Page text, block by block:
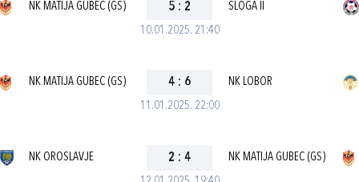
10.01.2025. 21:40
NK MATIJA GUBEC (GS) 5 : 2 SLOGA II
11.01.2025. 22:00
NK MATIJA GUBEC (GS) 4 : 6 NK LOBOR
NK OROSLAVJE 2 : 4 NK MATIJA GUBEC (GS)